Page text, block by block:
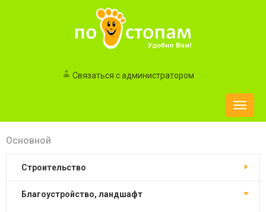
Связаться с администратором
Toggle
Основной
строительство
благоустройство, ландшафт